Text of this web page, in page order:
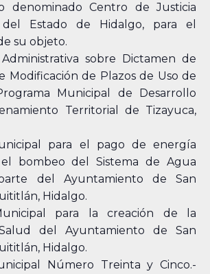
denominado Centro de Justicia
Estado de Hidalgo, para el
su objeto.
sobre Dictamen de
Modificación de Plazos de Uso de
Municipal de Desarrollo
Territorial de Tizayuca,
para el pago de energía
bombeo del Sistema de Agua
del Ayuntamiento de San
Hidalgo.
para la creación de la
del Ayuntamiento de San
Hidalgo.
Número Treinta y Cinco.-